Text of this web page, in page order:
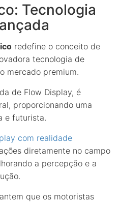
Tecnologia
redefine o conceito de
tecnologia de
mercado premium.
de Flow Display, é
proporcionando uma
e futurista.
com realidade
diretamente no campo
a percepção e a
que os motoristas